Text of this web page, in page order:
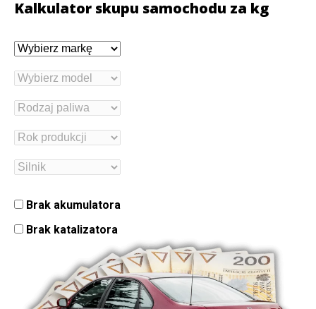
Kalkulator skupu samochodu za kg
Brak akumulatora
Brak katalizatora